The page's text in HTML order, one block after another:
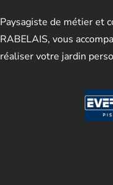
Paysagiste de métier et
RABELAIS, vous
réaliser votre jardin